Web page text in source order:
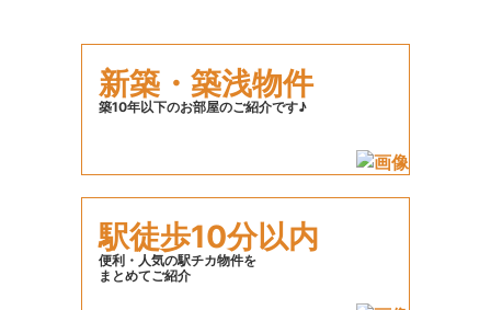
新築・築浅物件
築10年以下のお部屋のご紹介です♪
駅徒歩10分以内
便利・人気の駅チカ物件を
まとめてご紹介